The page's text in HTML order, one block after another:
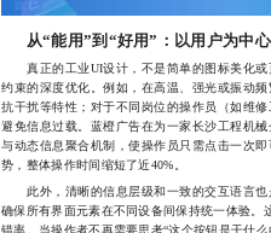
从“能用”到“好用”：以用户为中
真正的工业UI设计，不是简单的图标美化或
约束的深度优化。例如，在高温、强光或振动
抗干扰等特性；对于不同岗位的操作员（如维
避免信息过载。蓝橙广告在为一家长沙工程机
与动态信息聚合机制，使操作员只需点击一次
势，整体操作时间缩短了近40%。
此外，清晰的信息层级和一致的交互语言也
确保所有界面元素在不同设备间保持统一体验。
错率。当操作者不再需要思考“这个按钮是干什